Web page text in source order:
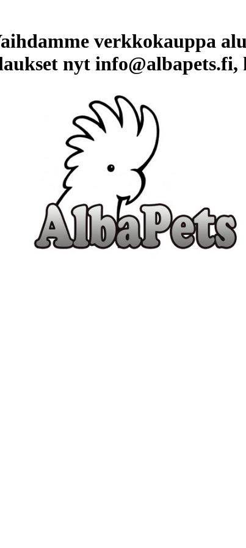
verkkokauppa
nyt info@albapets.fi,